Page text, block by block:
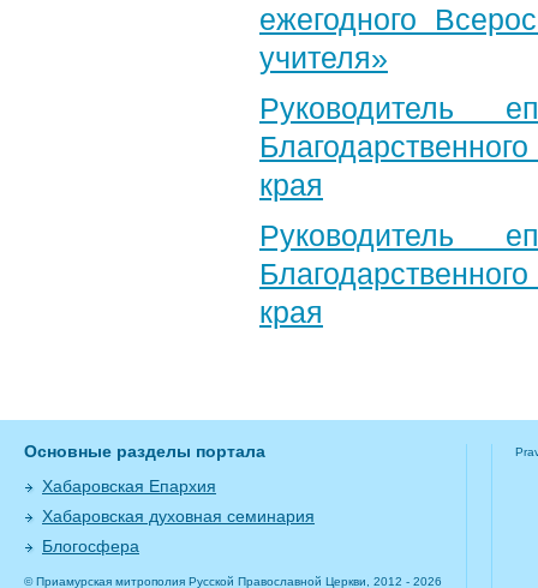
ежегодного
учителя»
Руководитель
края
Руководитель
края
Основные разделы портала
Хабаровская Епархия
Хабаровская духовная семинария
Блогосфера
© Приамурская митрополия Русской Православной Церкви, 2012 - 2026